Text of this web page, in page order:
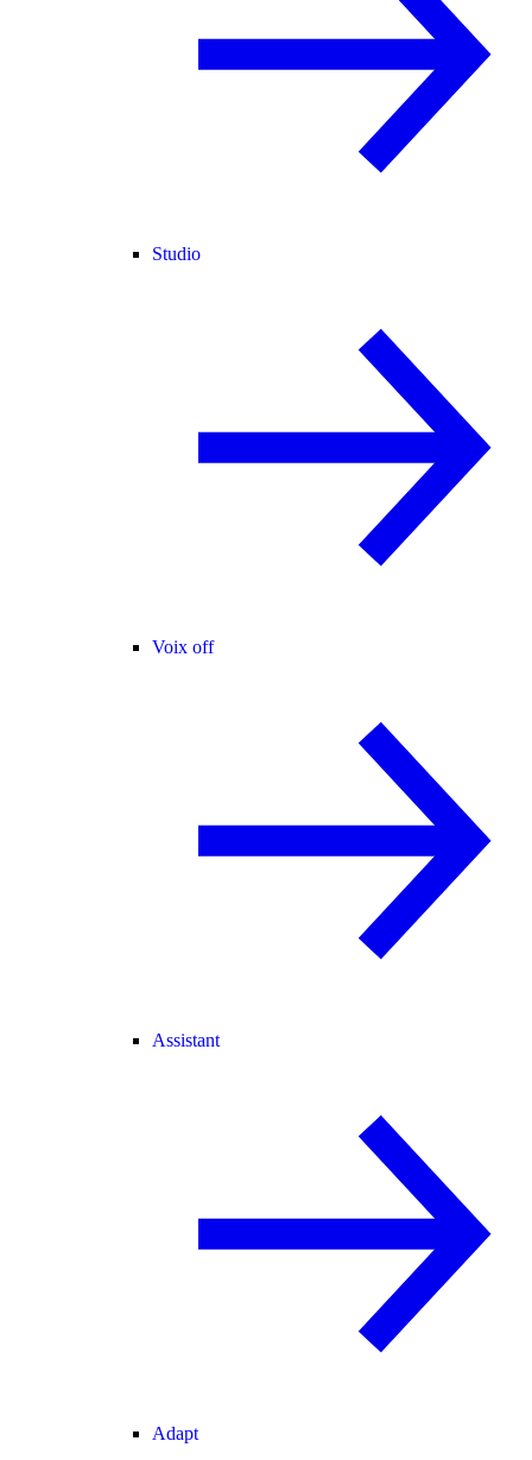
Studio
Voix off
Assistant
Adapt